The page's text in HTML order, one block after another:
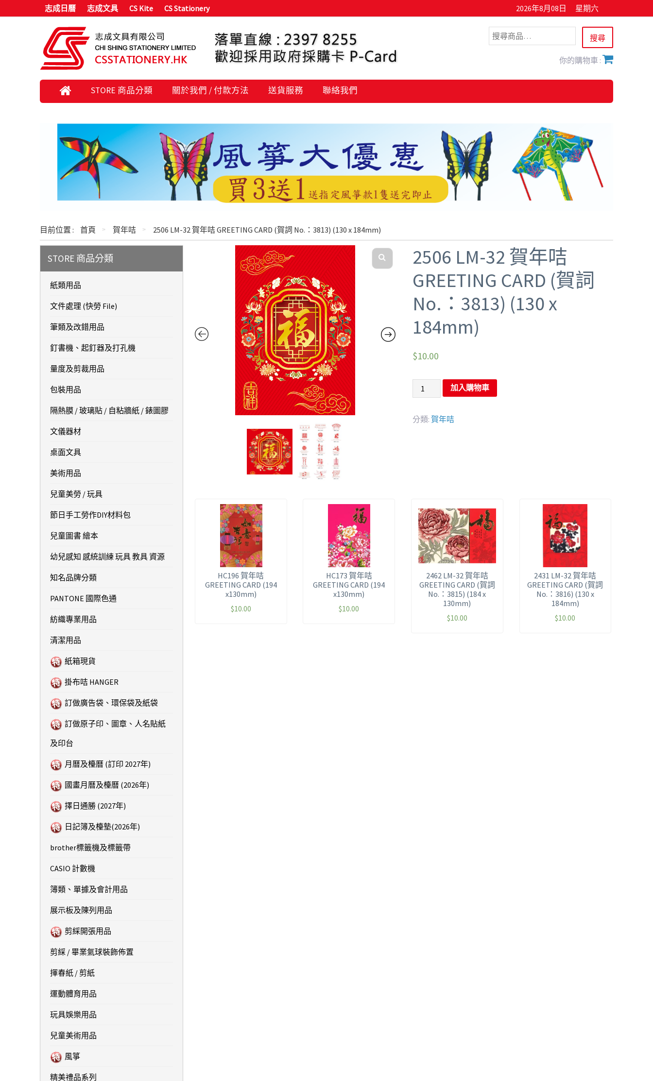
志成日曆 志成文具 CS Kite CS Stationery 2026年8月08日 星期六
你的購物車 :
STORE 商品分類 關於我們 / 付款方法 送貨服務 聯絡我們
目前位置 : 首頁 賀年咭 2506 LM-32 賀年咭 GREETING CARD (賀詞 No.：3813) (130 x 184mm)
2506 LM-32 賀年咭
GREETING CARD (賀詞
No.：3813) (130 x
184mm)
$10.00
加入購物車
分類: 賀年咭
HC196 賀年咭
GREETING CARD (194
x130mm)
$10.00
HC173 賀年咭
GREETING CARD (194
x130mm)
$10.00
2462 LM-32 賀年咭
GREETING CARD (賀詞
No.：3815) (184 x
130mm)
$10.00
2431 LM-32 賀年咭
GREETING CARD (賀詞
No.：3816) (130 x
184mm)
$10.00
STORE 商品分類
紙類用品
文件處理 (快勞 File)
筆類及改錯用品
釘書機、起釘器及打孔機
量度及剪裁用品
包裝用品
隔熱膜 / 玻璃貼 / 自粘牆紙 / 錶圖膠
文儀器材
桌面文具
美術用品
兒童美勞 / 玩具
節日手工勞作DIY材料包
兒童圖書 繪本
幼兒感知 感統訓練 玩具 教具 資源
知名品牌分類
PANTONE 國際色通
紡織專業用品
清潔用品
紙箱現貨
掛布咭 HANGER
訂做廣告袋、環保袋及紙袋
訂做原子印、圖章、人名貼紙
及印台
月曆及檯曆 (訂印 2027年)
國畫月曆及檯曆 (2026年)
擇日通勝 (2027年)
日記簿及檯墊(2026年)
brother標籤機及標籤帶
CASIO 計數機
簿類、單據及會計用品
展示板及陳列用品
剪綵開張用品
剪綵 / 畢業氣球裝飾佈置
揮春紙 / 剪紙
運動體育用品
玩具娛樂用品
兒童美術用品
風箏
精美禮品系列